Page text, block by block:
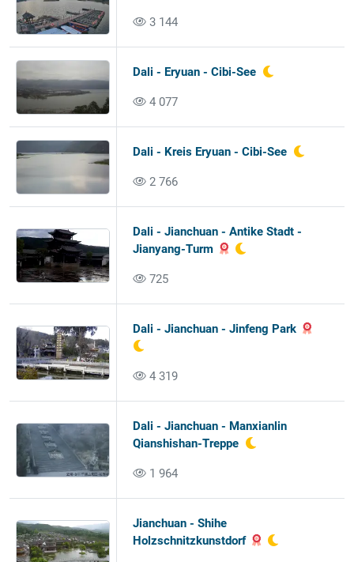
3 144
Dali - Eryuan - Cibi-See
4 077
Dali - Kreis Eryuan - Cibi-See
2 766
Dali - Jianchuan - Antike Stadt -
Jianyang-Turm
725
Dali - Jianchuan - Jinfeng Park
4 319
Dali - Jianchuan - Manxianlin
Qianshishan-Treppe
1 964
Jianchuan - Shihe
Holzschnitzkunstdorf